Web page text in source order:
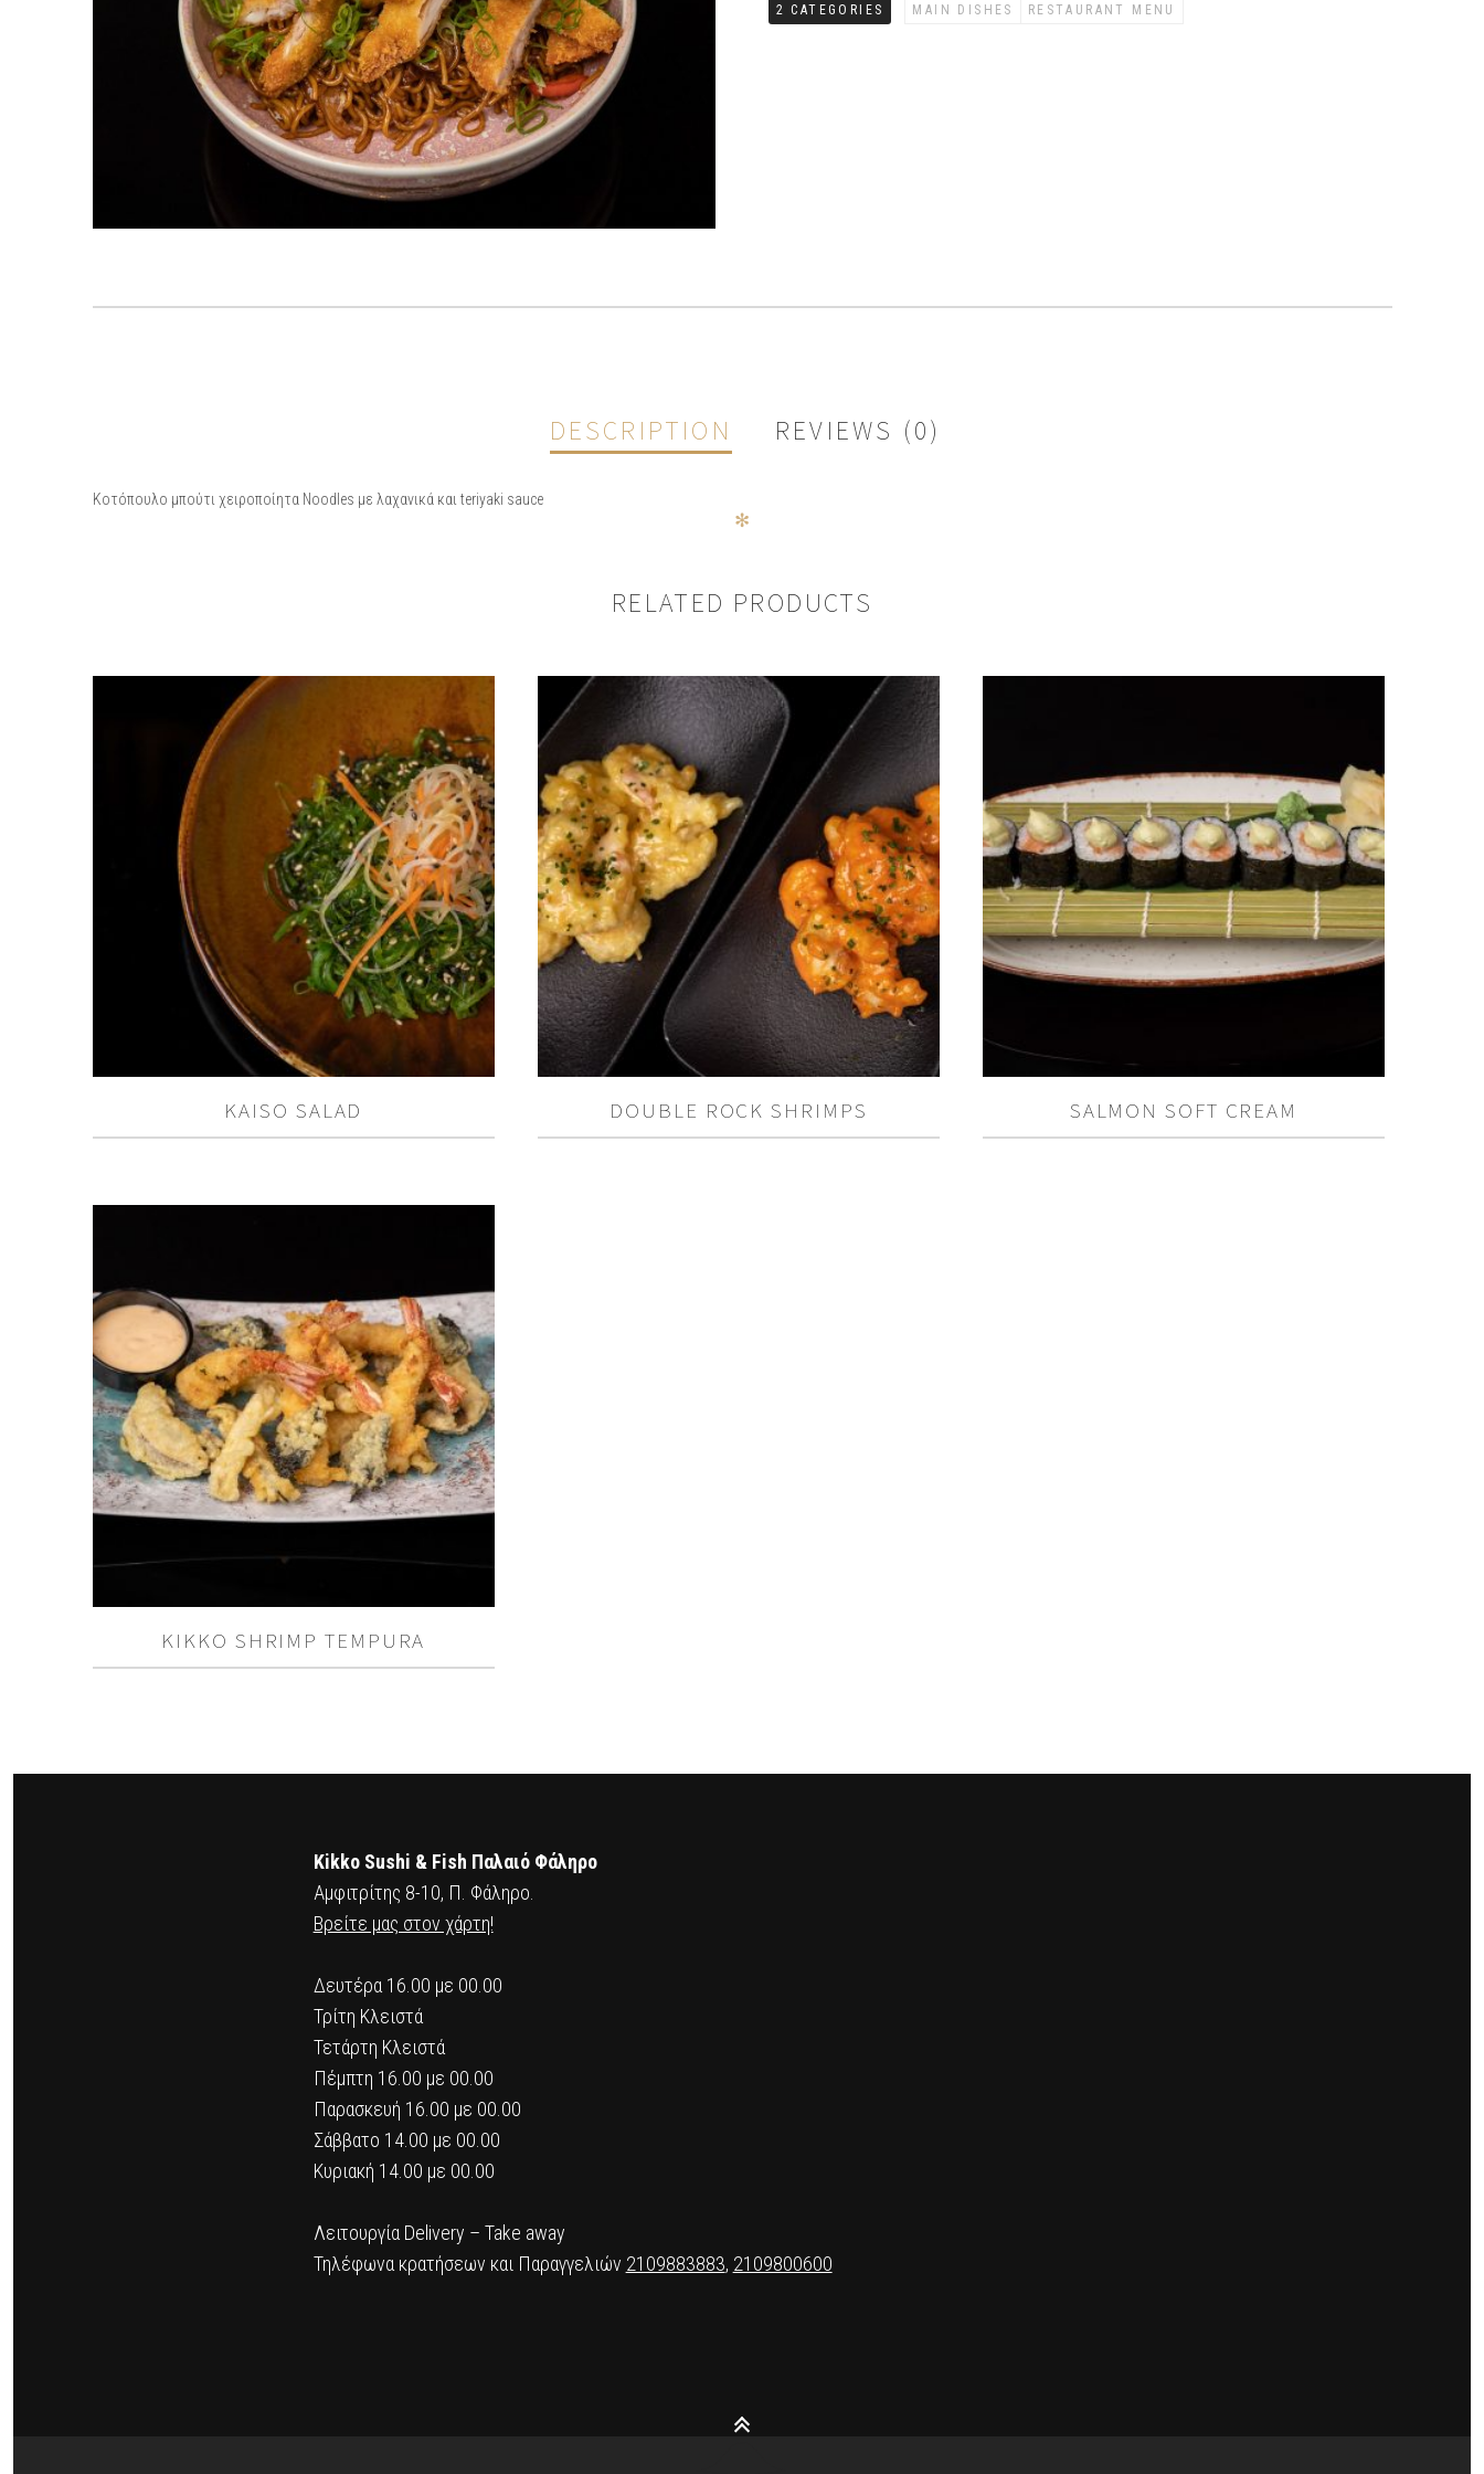
2 CATEGORIES MAIN DISHES RESTAURANT MENU
DESCRIPTION REVIEWS (0)
Κοτόπουλο μπούτι χειροποίητα Noodles με λαχανικά και teriyaki sauce
BE THE FIRST TO REVIEW “KATSU CHICKEN TERIYAKI”
logged in to post a review.
✻
RELATED PRODUCTS
KAISO SALAD DOUBLE ROCK SHRIMPS SALMON SOFT CREAM
KIKKO SHRIMP TEMPURA
Kikko Sushi & Fish Παλαιό Φάληρο
Αμφιτρίτης 8-10, Π. Φάληρο.
Βρείτε μας στον χάρτη!
Δευτέρα 16.00 με 00.00
Τρίτη Κλειστά
Τετάρτη Κλειστά
Πέμπτη 16.00 με 00.00
Παρασκευή 16.00 με 00.00
Σάββατο 14.00 με 00.00
Κυριακή 14.00 με 00.00
Λειτουργία Delivery – Take away
Τηλέφωνα κρατήσεων και Παραγγελιών 2109883883, 2109800600